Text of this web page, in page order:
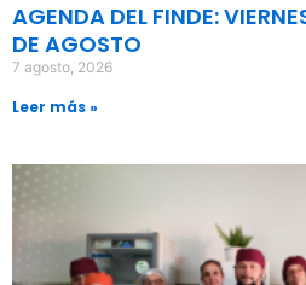
AGENDA DEL FINDE:
DE AGOSTO
7 agosto, 2026
Leer más »